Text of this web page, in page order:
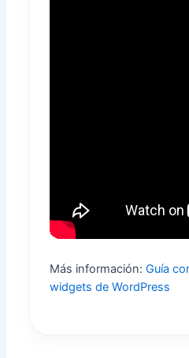
Más información:Guía
widgets de WordPress